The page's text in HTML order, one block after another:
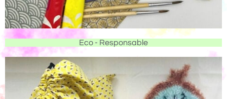
Eco - Responsable